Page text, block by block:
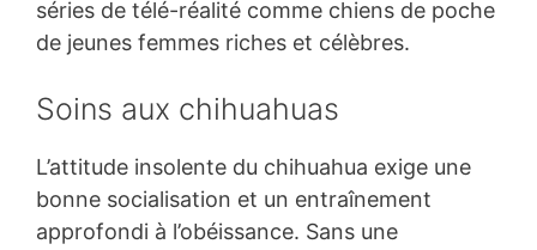
séries de télé-réalité comme chiens de poche
de jeunes femmes riches et célèbres.
Soins aux chihuahuas
L’attitude insolente du chihuahua exige une
bonne socialisation et un entraînement
approfondi à l’obéissance. Sans une